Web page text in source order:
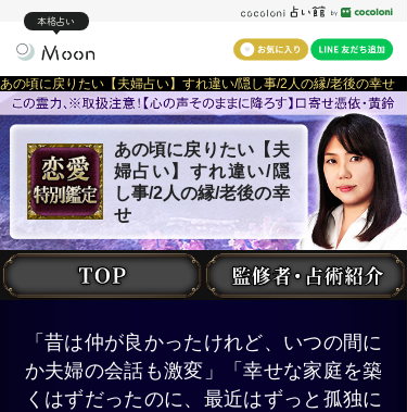
本格占い
あの頃に戻りたい【夫婦占い】すれ違い/隠し事/2人の縁/老後の幸せ
あの頃に戻りたい【夫
婦占い】すれ違い/隠
し事/2人の縁/老後の幸
せ
「昔は仲が良かったけれど、いつの間に
か夫婦の会話も激変」「幸せな家庭を築
くはずだったのに、最近はずっと孤独に